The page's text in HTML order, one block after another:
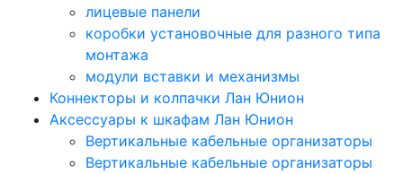
лицевые панели
коробки установочные для разного типа
монтажа
модули вставки и механизмы
Коннекторы и колпачки Лан Юнион
Аксессуары к шкафам Лан Юнион
Вертикальные кабельные организаторы
Вертикальные кабельные организаторы